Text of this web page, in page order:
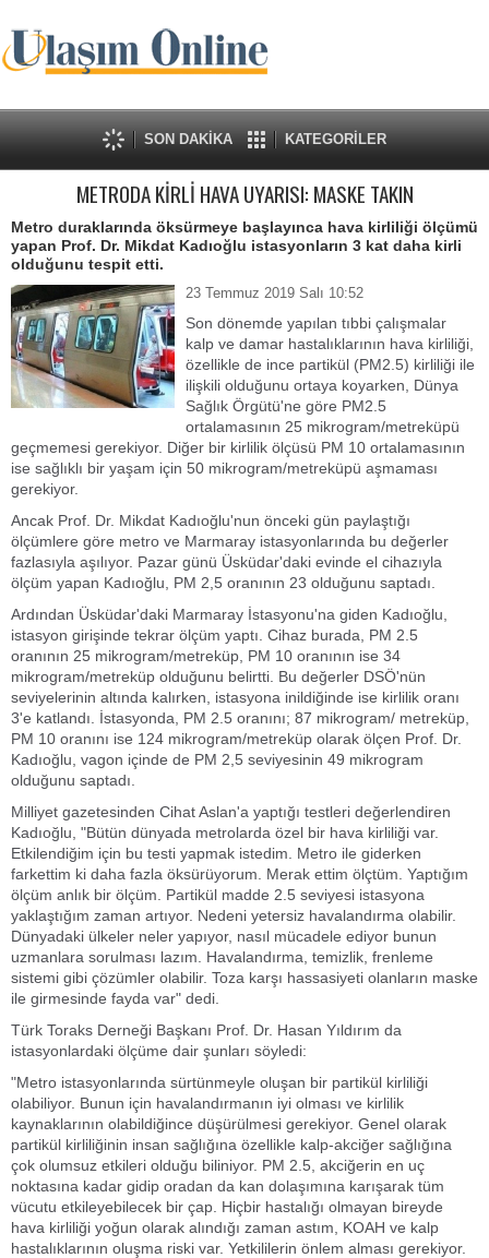
SON DAKİKA KATEGORİLER
METRODA KİRLİ HAVA UYARISI: MASKE TAKIN
Metro duraklarında öksürmeye başlayınca hava kirliliği ölçümü
yapan Prof. Dr. Mikdat Kadıoğlu istasyonların 3 kat daha kirli
olduğunu tespit etti.
23 Temmuz 2019 Salı 10:52
Son dönemde yapılan tıbbi çalışmalar
kalp ve damar hastalıklarının hava kirliliği,
özellikle de ince partikül (PM2.5) kirliliği ile
ilişkili olduğunu ortaya koyarken, Dünya
Sağlık Örgütü'ne göre PM2.5
ortalamasının 25 mikrogram/metreküpü
geçmemesi gerekiyor. Diğer bir kirlilik ölçüsü PM 10 ortalamasının
ise sağlıklı bir yaşam için 50 mikrogram/metreküpü aşmaması
gerekiyor.
Ancak Prof. Dr. Mikdat Kadıoğlu'nun önceki gün paylaştığı
ölçümlere göre metro ve Marmaray istasyonlarında bu değerler
fazlasıyla aşılıyor. Pazar günü Üsküdar'daki evinde el cihazıyla
ölçüm yapan Kadıoğlu, PM 2,5 oranının 23 olduğunu saptadı.
Ardından Üsküdar'daki Marmaray İstasyonu'na giden Kadıoğlu,
istasyon girişinde tekrar ölçüm yaptı. Cihaz burada, PM 2.5
oranının 25 mikrogram/metreküp, PM 10 oranının ise 34
mikrogram/metreküp olduğunu belirtti. Bu değerler DSÖ'nün
seviyelerinin altında kalırken, istasyona inildiğinde ise kirlilik oranı
3'e katlandı. İstasyonda, PM 2.5 oranını; 87 mikrogram/ metreküp,
PM 10 oranını ise 124 mikrogram/metreküp olarak ölçen Prof. Dr.
Kadıoğlu, vagon içinde de PM 2,5 seviyesinin 49 mikrogram
olduğunu saptadı.
Milliyet gazetesinden Cihat Aslan'a yaptığı testleri değerlendiren
Kadıoğlu, "Bütün dünyada metrolarda özel bir hava kirliliği var.
Etkilendiğim için bu testi yapmak istedim. Metro ile giderken
farkettim ki daha fazla öksürüyorum. Merak ettim ölçtüm. Yaptığım
ölçüm anlık bir ölçüm. Partikül madde 2.5 seviyesi istasyona
yaklaştığım zaman artıyor. Nedeni yetersiz havalandırma olabilir.
Dünyadaki ülkeler neler yapıyor, nasıl mücadele ediyor bunun
uzmanlara sorulması lazım. Havalandırma, temizlik, frenleme
sistemi gibi çözümler olabilir. Toza karşı hassasiyeti olanların maske
ile girmesinde fayda var" dedi.
Türk Toraks Derneği Başkanı Prof. Dr. Hasan Yıldırım da
istasyonlardaki ölçüme dair şunları söyledi:
"Metro istasyonlarında sürtünmeyle oluşan bir partikül kirliliği
olabiliyor. Bunun için havalandırmanın iyi olması ve kirlilik
kaynaklarının olabildiğince düşürülmesi gerekiyor. Genel olarak
partikül kirliliğinin insan sağlığına özellikle kalp-akciğer sağlığına
çok olumsuz etkileri olduğu biliniyor. PM 2.5, akciğerin en uç
noktasına kadar gidip oradan da kan dolaşımına karışarak tüm
vücutu etkileyebilecek bir çap. Hiçbir hastalığı olmayan bireyde
hava kirliliği yoğun olarak alındığı zaman astım, KOAH ve kalp
hastalıklarının oluşma riski var. Yetkililerin önlem alması gerekiyor.